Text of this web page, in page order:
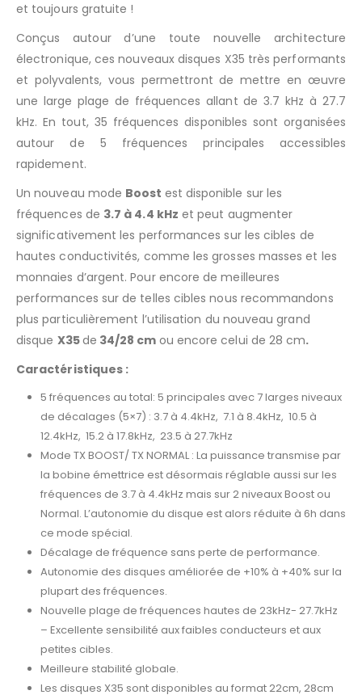
et toujours gratuite !
Conçus autour d’une toute nouvelle architecture
électronique, ces nouveaux disques X35 très performants
et polyvalents, vous permettront de mettre en œuvre
une large plage de fréquences allant de 3.7 kHz à 27.7
kHz. En tout, 35 fréquences disponibles sont organisées
autour de 5 fréquences principales accessibles
rapidement.
Un nouveau mode Boost est disponible sur les
fréquences de 3.7 à 4.4 kHz et peut augmenter
significativement les performances sur les cibles de
hautes conductivités, comme les grosses masses et les
monnaies d’argent. Pour encore de meilleures
performances sur de telles cibles nous recommandons
plus particulièrement l’utilisation du nouveau grand
disque X35de 34/28 cm ou encore celui de 28 cm.
Caractéristiques :
5 fréquences au total: 5 principales avec 7 larges niveaux
de décalages (5×7) : 3.7 à 4.4kHz, 7.1 à 8.4kHz, 10.5 à
12.4kHz, 15.2 à 17.8kHz, 23.5 à 27.7kHz
Mode TX BOOST/ TX NORMAL : La puissance transmise par
la bobine émettrice est désormais réglable aussi sur les
fréquences de 3.7 à 4.4kHz mais sur 2 niveaux Boost ou
Normal. L’autonomie du disque est alors réduite à 6h dans
ce mode spécial.
Décalage de fréquence sans perte de performance.
Autonomie des disques améliorée de +10% à +40% sur la
plupart des fréquences.
Nouvelle plage de fréquences hautes de 23kHz- 27.7kHz
– Excellente sensibilité aux faibles conducteurs et aux
petites cibles.
Meilleure stabilité globale.
Les disques X35 sont disponibles au format 22cm, 28cm